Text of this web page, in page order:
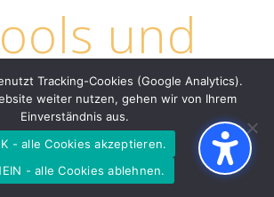
und
Tool
nutzt zur Einholung wirksamer
Tracking-Cookies (Google Analytics).
weiter nutzen, gehen wir von Ihrem
Einverständnis aus.
- alle Cookies akzeptieren.
- alle Cookies ablehnen.